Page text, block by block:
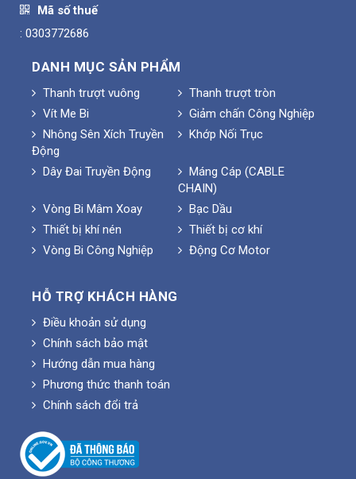
Mã số thuế
: 0303772686
DANH MỤC SẢN PHẨM
Thanh trượt vuông
Thanh trượt tròn
Vít Me Bi
Giảm chấn Công Nghiệp
Nhông Sên Xích Truyền
Động
Khớp Nối Trục
Dây Đai Truyền Động
Máng Cáp (CABLE
CHAIN)
Vòng Bi Mâm Xoay
Bạc Dầu
Thiết bị khí nén
Thiết bị cơ khí
Vòng Bi Công Nghiệp
Động Cơ Motor
HỖ TRỢ KHÁCH HÀNG
Điều khoản sử dụng
Chính sách bảo mật
Hướng dẫn mua hàng
Phương thức thanh toán
Chính sách đổi trả